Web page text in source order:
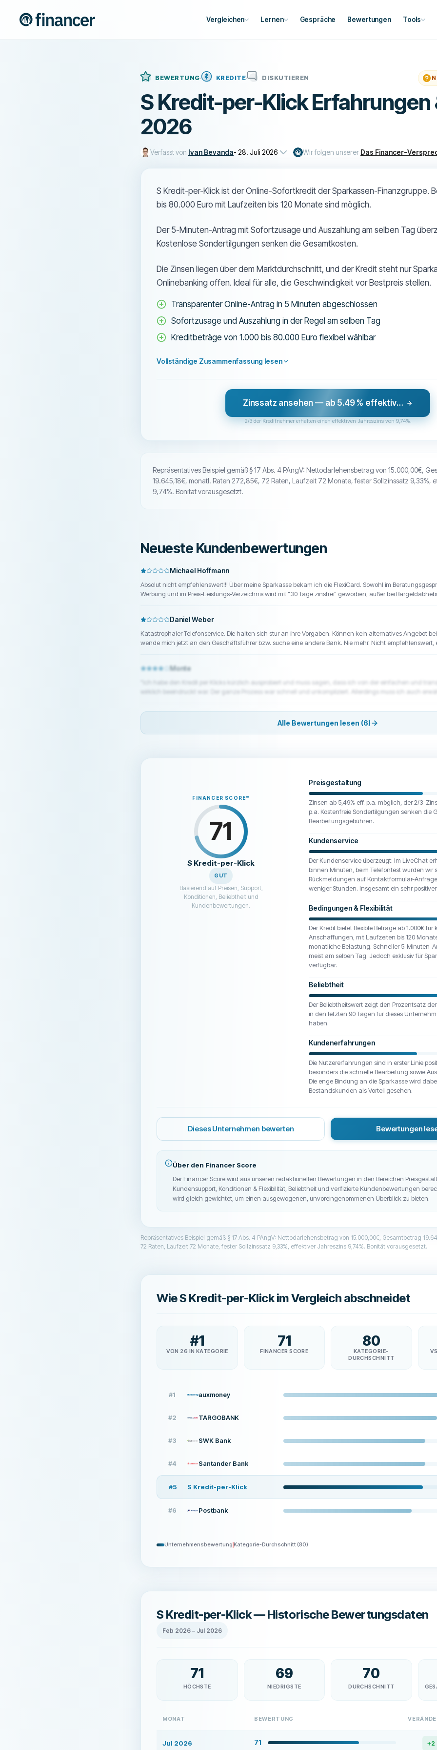
Vergleichen Lernen Gespräche Bewertungen Tools
BEWERTUNG KREDITE DISKUTIEREN
S Kredit-per-Klick Erfahrungen
2026
Verfasst von Ivan Bevanda- 28. Juli 2026 Wir folgen unserer Das Financer-
S Kredit-per-Klick ist der Online-Sofortkredit der Sparkassen-Finanzgruppe.
bis 80.000 Euro mit Laufzeiten bis 120 Monate sind möglich.
Der 5-Minuten-Antrag mit Sofortzusage und Auszahlung am selben Tag
Kostenlose Sondertilgungen senken die Gesamtkosten.
Die Zinsen liegen über dem Marktdurchschnitt, und der Kredit steht nur
Onlinebanking offen. Ideal für alle, die Geschwindigkeit vor Bestpreis stellen.
Transparenter Online-Antrag in 5 Minuten abgeschlossen
Sofortzusage und Auszahlung in der Regel am selben Tag
Kreditbeträge von 1.000 bis 80.000 Euro flexibel wählbar
Vollständige Zusammenfassung lesen
Zinssatz ansehen — ab 5.49 % effektiver Jahreszins
2/3 der Kreditnehmer erhalten einen effektiven Jahreszins von 9,74%.
Repräsentatives Beispiel gemäß § 17 Abs. 4 PAngV: Nettodarlehensbetrag von 15.000,00€,
19.645,18€, monatl. Raten 272,85€, 72 Raten, Laufzeit 72 Monate, fester Sollzinssatz 9,33%,
9,74%. Bonität vorausgesetzt.
Neueste Kundenbewertungen
Michael Hoffmann
Absolut nicht empfehlenswert!!! Über meine Sparkasse bekam ich die FlexiCard. Sowohl im
Werbung und im Preis-Leistungs-Verzeichnis wird mit "30 Tage zinsfrei" geworben, außer bei
versucht der Mitarbeiter mir tatsächlich weiszumachen, dass eine Überweisung als Bargeld-Transaktion
Definition von "Bargeld", nachzulesen auf der Sparkassen-Website. Daraufhin sucht er circa 10 Minuten
dass auch Überweisungen verzinst werden - ohne Erfolg. Er gibt einen Unternehmensfehler zu und fordert
verzinst." Auf meine Nachfrage, wo ich als Kunde darüber informiert wurde bzw. wo diese Regelung
eingeschaltet habe, wurden mir die unrechtmäßig berechneten Zinsen zurückgezahlt, bezeichnet als
oberflächliche Entschuldigung, aber keine Erklärung und keine angemessene Entschädigung. Wenn ich
das als Sparkassen-Partner auftritt, finde ich das schlichtweg unfassbar. Fehler sind menschlich, aber
noch verarscht und hingehalten werde, ist das wirklich das Allerletzte!! Aufgrund dieser extrem
dringend von jeder Zusammenarbeit mit S-Kreditpartner ab!
Daniel Weber
Katastrophaler Telefonservice. Die halten sich stur an ihre Vorgaben. Können kein alternatives Angebot
wende mich jetzt an den Geschäftsführer bzw. suche eine andere Bank. Nie mehr. Nicht empfehlenswert,
Monte
"Ich habe den Kredit per Klicks kürzlich ausprobiert und muss sagen, dass ich von der einfachen und
wirklich beeindruckt war. Der ganze Prozess war schnell und unkompliziert. Allerdings muss ich auch erwähnen, dass die Zinsen
dem Service.
Alle Bewertungen lesen (6)
FINANCER SCORE™
71
S Kredit-per-Klick
GUT
Basierend auf Preisen, Support,
Konditionen, Beliebtheit und
Kundenbewertungen.
Preisgestaltung
Zinsen ab 5,49% eff. p.a. möglich, der 2/3-
p.a. Kostenfreie Sondertilgungen senken die
Bearbeitungsgebühren.
Kundenservice
Der Kundenservice überzeugt: Im LiveChat
binnen Minuten, beim Telefontest wurden wir
Rückmeldungen auf Kontaktformular-
weniger Stunden. Insgesamt ein sehr
Bedingungen & Flexibilität
Der Kredit bietet flexible Beträge ab 1.000€ für
Anschaffungen, mit Laufzeiten bis 120
monatliche Belastung. Schneller 5-Minuten-
meist am selben Tag. Jedoch exklusiv für
verfügbar.
Beliebtheit
Der Beliebtheitswert zeigt den Prozentsatz
in den letzten 90 Tagen für dieses
haben.
Kundenerfahrungen
Die Nutzererfahrungen sind in erster Linie
besonders die schnelle Bearbeitung sowie
Die enge Bindung an die Sparkasse wird
Bestandskunden als Vorteil gesehen.
Dieses Unternehmen bewerten Bewertungen
Über den Financer Score
Der Financer Score wird aus unseren redaktionellen Bewertungen in den Bereichen
Kundensupport, Konditionen & Flexibilität, Beliebtheit und verifizierte Kundenbewertungen
wird gleich gewichtet, um einen ausgewogenen, unvoreingenommenen Überblick zu bieten.
Repräsentatives Beispiel gemäß § 17 Abs. 4 PAngV: Nettodarlehensbetrag von 15.000,00€, Gesamtbetrag
72 Raten, Laufzeit 72 Monate, fester Sollzinssatz 9,33%, effektiver Jahreszins 9,74%. Bonität vorausgesetzt.
Wie S Kredit-per-Klick im Vergleich abschneidet
#1
VON 26 IN KATEGORIE
71
FINANCER SCORE
80
KATEGORIE-
DURCHSCHNITT
#1 auxmoney
#2 TARGOBANK
#3 SWK Bank
#4 Santander Bank
#5 S Kredit-per-Klick
#6 Postbank
Unternehmensbewertung Kategorie-Durchschnitt(80)
S Kredit-per-Klick — Historische Bewertungsdaten
Feb 2026 – Jul 2026
71
HÖCHSTE
69
NIEDRIGSTE
70
DURCHSCHNITT
MONAT BEWERTUNG
Jul 2026 71 +2